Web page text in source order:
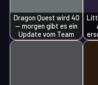
Dragon Quest wird 40
— morgen gibt es ein
Update vom Team